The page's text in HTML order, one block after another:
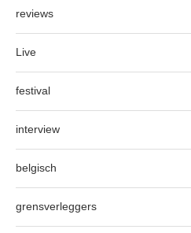
reviews
Live
festival
interview
belgisch
grensverleggers